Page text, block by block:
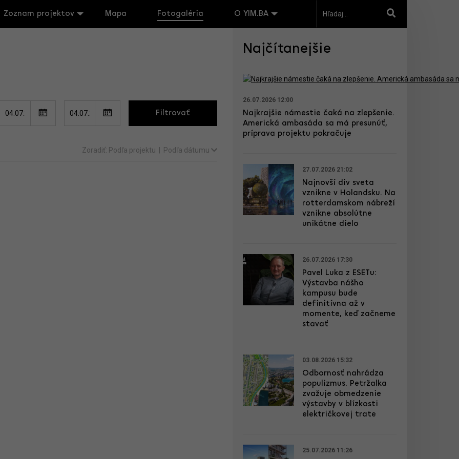
Zoznam projektov Mapa Fotogaléria O YIM.BA
Filtrovať
Zoradiť: Podľa projektu Podľa dátumu
Najčítanejšie
26.07.2026 12:00
Najkrajšie námestie čaká na zlepšenie.
Americká ambasáda sa má presunúť,
príprava projektu pokračuje
27.07.2026 21:02
Najnovší div sveta
vznikne v Holandsku. Na
rotterdamskom nábreží
vznikne absolútne
unikátne dielo
26.07.2026 17:30
Pavel Luka z ESETu:
Výstavba nášho
kampusu bude
definitívna až v
momente, keď začneme
stavať
03.08.2026 15:32
Odbornosť nahrádza
populizmus. Petržalka
zvažuje obmedzenie
výstavby v blízkosti
električkovej trate
25.07.2026 11:26